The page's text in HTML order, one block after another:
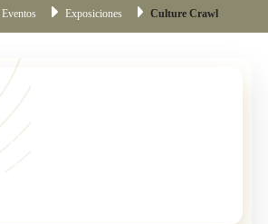
Exposiciones Culture Crawl
¡TE LO PERDISTE!
esta vigente, pero hay muchas mas